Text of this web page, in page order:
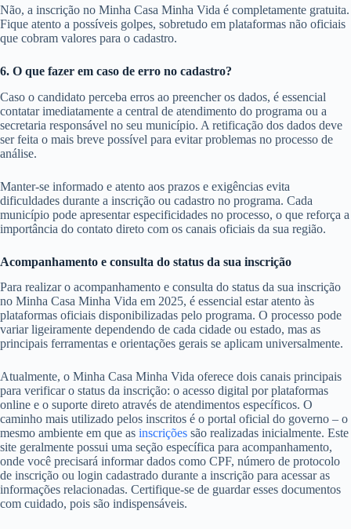
Não, a inscrição no Minha Casa Minha Vida é completamente gratuita.
Fique atento a possíveis golpes, sobretudo em plataformas não oficiais
que cobram valores para o cadastro.
6. O que fazer em caso de erro no cadastro?
Caso o candidato perceba erros ao preencher os dados, é essencial
contatar imediatamente a central de atendimento do programa ou a
secretaria responsável no seu município. A retificação dos dados deve
ser feita o mais breve possível para evitar problemas no processo de
análise.
Manter-se informado e atento aos prazos e exigências evita
dificuldades durante a inscrição ou cadastro no programa. Cada
município pode apresentar especificidades no processo, o que reforça a
importância do contato direto com os canais oficiais da sua região.
Acompanhamento e consulta do status da sua inscrição
Para realizar o acompanhamento e consulta do status da sua inscrição
no Minha Casa Minha Vida em 2025, é essencial estar atento às
plataformas oficiais disponibilizadas pelo programa. O processo pode
variar ligeiramente dependendo de cada cidade ou estado, mas as
principais ferramentas e orientações gerais se aplicam universalmente.
Atualmente, o Minha Casa Minha Vida oferece dois canais principais
para verificar o status da inscrição: o acesso digital por plataformas
online e o suporte direto através de atendimentos específicos. O
caminho mais utilizado pelos inscritos é o portal oficial do governo – o
mesmo ambiente em que as inscrições são realizadas inicialmente. Este
site geralmente possui uma seção específica para acompanhamento,
onde você precisará informar dados como CPF, número de protocolo
de inscrição ou login cadastrado durante a inscrição para acessar as
informações relacionadas. Certifique-se de guardar esses documentos
com cuidado, pois são indispensáveis.